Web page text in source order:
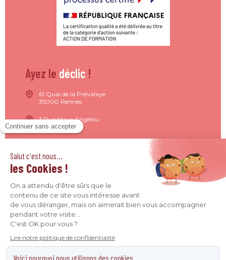
Ayez le déclic !
61 Quai de la Prévalaye
35000 Rennes
3 Rue Maya Angelou
44200 Nantes
75009 Paris
4 Quai Jean Moulin
09 71 37 26 34
contact@agence-declic.fr